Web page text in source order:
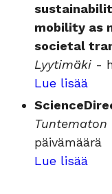
mobility as
societal
Lyytimäki -
Lue lisää
Tuntematon
päivämäärä
Lue lisää